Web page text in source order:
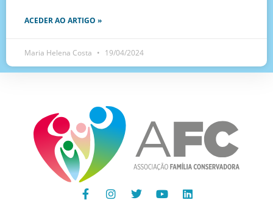
ACEDER AO ARTIGO »
Maria Helena Costa 19/04/2024